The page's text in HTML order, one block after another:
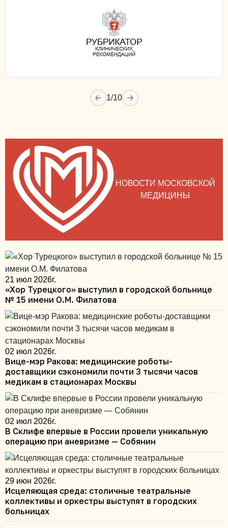
1/10
НОВОСТИ МОСКОВСКОЙ
МЕДИЦИНЫ
21 июл 2026г.
«Хор Турецкого» выступил в городской больнице
№ 15 имени О.М. Филатова
02 июл 2026г.
Вице-мэр Ракова: медицинские роботы-
доставщики сэкономили почти 3 тысячи часов
медикам в стационарах Москвы
02 июл 2026г.
В Склифе впервые в России провели уникальную
операцию при аневризме — Собянин
29 июн 2026г.
Исцеляющая среда: столичные театральные
коллективы и оркестры выступят в городских
больницах